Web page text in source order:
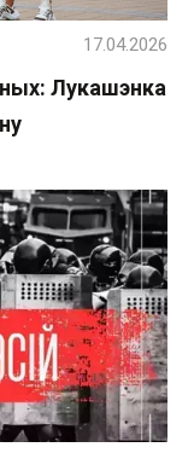
Лукашэнка
17.04.2026